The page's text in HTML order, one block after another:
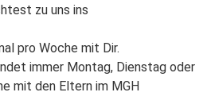
zu uns ins
pro Woche mit Dir.
immer Montag, Dienstag oder
mit den Eltern im MGH